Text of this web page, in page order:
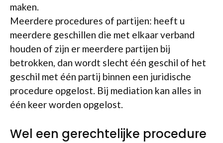
maken.
Meerdere procedures of partijen: heeft u
meerdere geschillen die met elkaar verband
houden of zijn er meerdere partijen bij
betrokken, dan wordt slecht één geschil of het
geschil met één partij binnen een juridische
procedure opgelost. Bij mediation kan alles in
één keer worden opgelost.
Wel een gerechtelijke procedure